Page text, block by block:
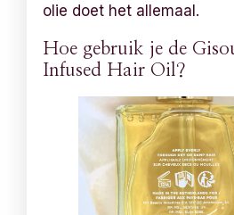
olie doet het allemaal.
Hoe gebruik je de
Infused Hair Oil?